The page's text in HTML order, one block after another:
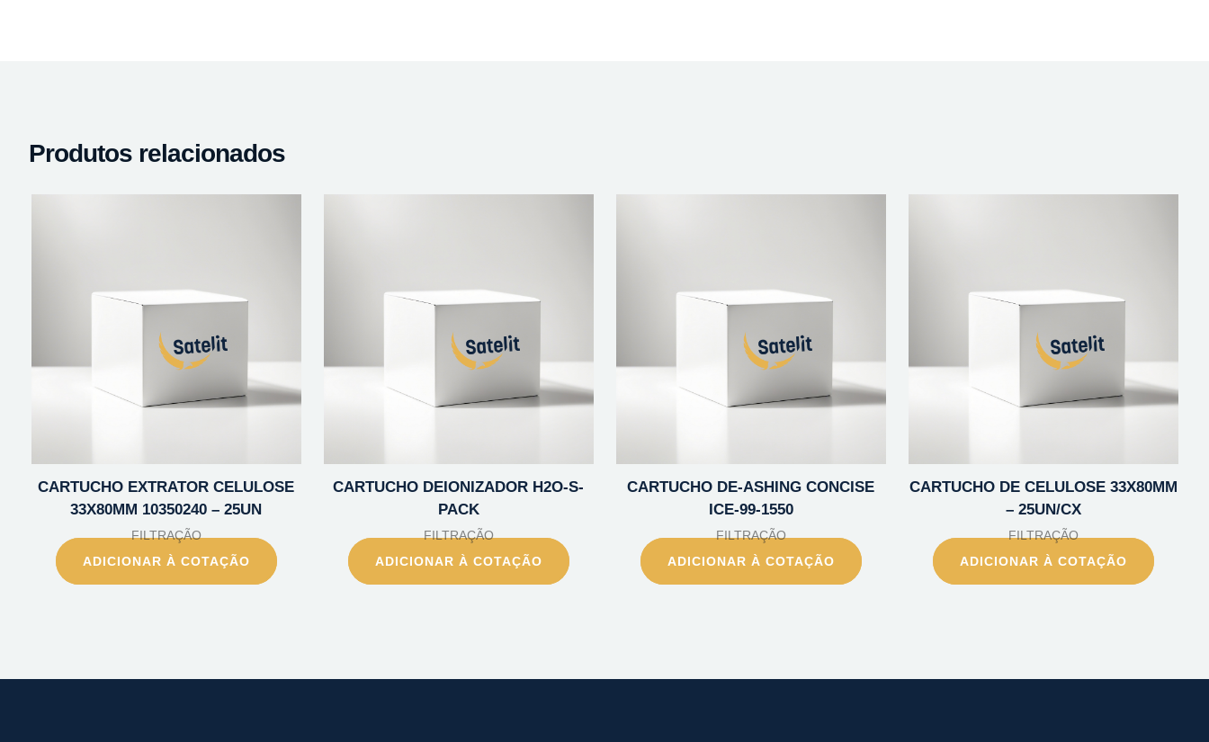
Produtos relacionados
CARTUCHO EXTRATOR CELULOSE
33X80MM 10350240 – 25UN
FILTRAÇÃO
ADICIONAR À COTAÇÃO
CARTUCHO DEIONIZADOR H2O-S-
PACK
FILTRAÇÃO
ADICIONAR À COTAÇÃO
CARTUCHO DE-ASHING CONCISE
ICE-99-1550
FILTRAÇÃO
ADICIONAR À COTAÇÃO
CARTUCHO DE CELULOSE 33X80MM
– 25UN/CX
FILTRAÇÃO
ADICIONAR À COTAÇÃO